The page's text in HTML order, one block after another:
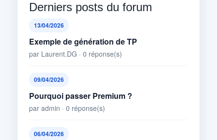
Derniers posts du forum
13/04/2026
Exemple de génération de TP
par Laurent.DG · 0 réponse(s)
09/04/2026
Pourquoi passer Premium ?
par admin · 0 réponse(s)
06/04/2026